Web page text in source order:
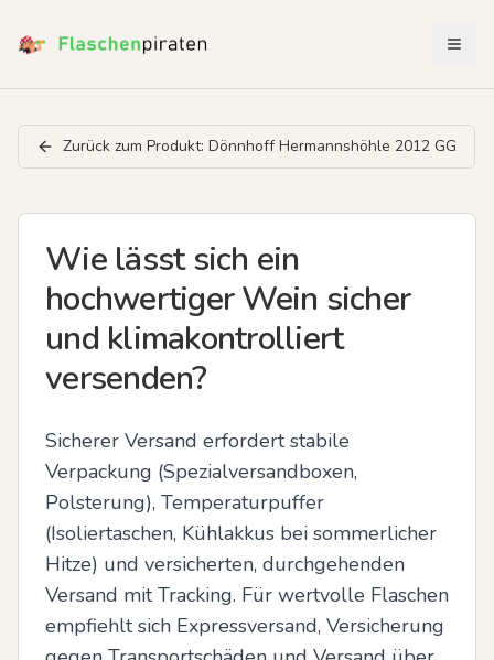
Zurück zum Produkt: Dönnhoff Hermannshöhle 2012 GG
Wie lässt sich ein
hochwertiger Wein sicher
und klimakontrolliert
versenden?
Sicherer Versand erfordert stabile
Verpackung (Spezialversandboxen,
Polsterung), Temperaturpuffer
(Isoliertaschen, Kühlakkus bei sommerlicher
Hitze) und versicherten, durchgehenden
Versand mit Tracking. Für wertvolle Flaschen
empfiehlt sich Expressversand, Versicherung